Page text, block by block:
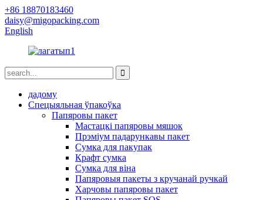
+86 18870183460
daisy@migopacking.com
English
дадому
Спецыяльная ўпакоўка
Папяровы пакет
Мастацкі папяровы мяшок
Прэміум падарункавы пакет
Сумка для пакупак
Крафт сумка
Сумка для віна
Папяровыя пакеты з кручанай ручкай
Харчовы папяровы пакет